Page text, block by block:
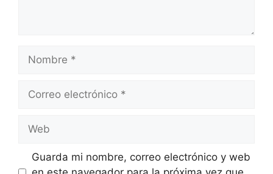
Nombre
Correo
Web
Guarda mi nombre, correo electrónico y web